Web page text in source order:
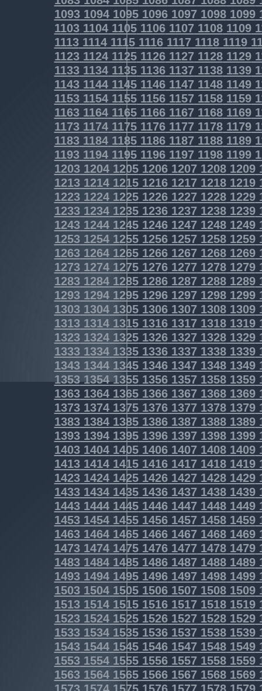
1093109410951096109710981099
1103110411051106110711081109
1113111411151116111711181119
1123112411251126112711281129
1133113411351136113711381139
1143114411451146114711481149
1153115411551156115711581159
1163116411651166116711681169
1173117411751176117711781179
1183118411851186118711881189
1193119411951196119711981199
1203120412051206120712081209
1213121412151216121712181219
1223122412251226122712281229
1233123412351236123712381239
1243124412451246124712481249
1253125412551256125712581259
1263126412651266126712681269
1273127412751276127712781279
1283128412851286128712881289
1293129412951296129712981299
1303130413051306130713081309
1313131413151316131713181319
1323132413251326132713281329
1333133413351336133713381339
1343134413451346134713481349
1353135413551356135713581359
1363136413651366136713681369
1373137413751376137713781379
1383138413851386138713881389
1393139413951396139713981399
1403140414051406140714081409
1413141414151416141714181419
1423142414251426142714281429
1433143414351436143714381439
1443144414451446144714481449
1453145414551456145714581459
1463146414651466146714681469
1473147414751476147714781479
1483148414851486148714881489
1493149414951496149714981499
1503150415051506150715081509
1513151415151516151715181519
1523152415251526152715281529
1533153415351536153715381539
1543154415451546154715481549
1553155415551556155715581559
1563156415651566156715681569